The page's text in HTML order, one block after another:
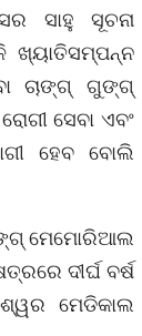
ସାହୁ ସୂଚନା
ଖ୍ୟାତିସମ୍ପନ୍ନ
ଚାଙ୍ଗ୍‌ ଗୁଙ୍ଗ୍‌
ସେବା ଏବଂ
ହେବ ବୋଲି
ମେମୋରିଆଲ
ଦୀର୍ଘ ବର୍ଷ
ମେଡିକାଲ